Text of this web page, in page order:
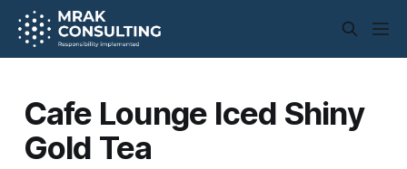
Cafe Lounge Iced Shiny
Gold Tea